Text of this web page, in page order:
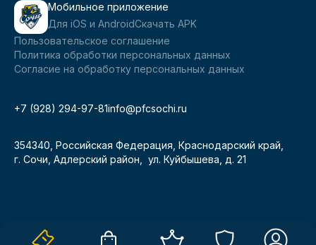
Мобильное приложение
Для iOS и AndroidСкачать APK
Пользовательское соглашение
Политика обработки персональных данных
Согласие на обработку персональных данных
+7 (928) 294-97-81info@pfcsochi.ru
354340, Российская Федерация, Краснодарский край,
г. Сочи, Адлерский район, ул. Куйбышева, д. 21